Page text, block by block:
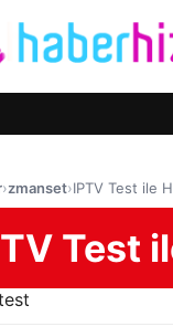
›zmanset›IPTV Test ile
Test